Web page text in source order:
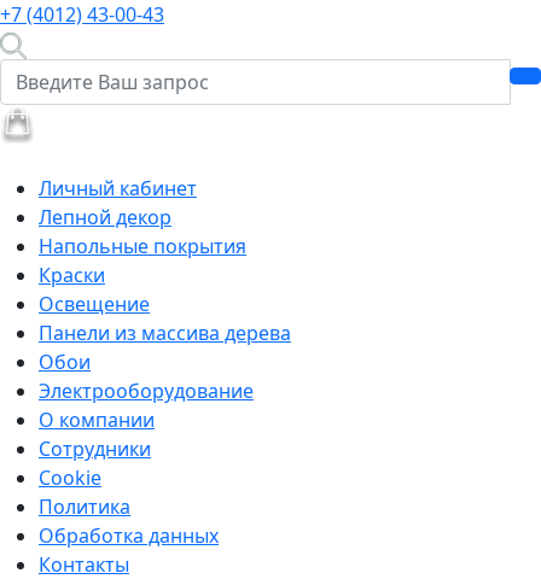
+7 (4012) 43-00-43
Личный кабинет
Лепной декор
Напольные покрытия
Краски
Освещение
Панели из массива дерева
Обои
Электрооборудование
О компании
Сотрудники
Cookie
Политика
Обработка данных
Контакты